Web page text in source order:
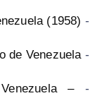
-
(1958)
-
de Venezuela
-
–